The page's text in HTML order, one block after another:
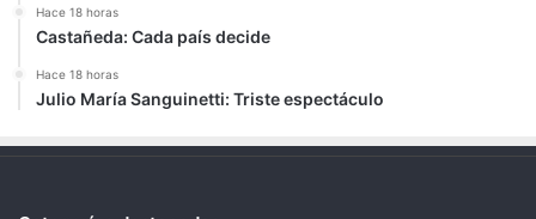
Hace 18 horas
Castañeda: Cada país decide
Hace 18 horas
Julio María Sanguinetti: Triste espectáculo